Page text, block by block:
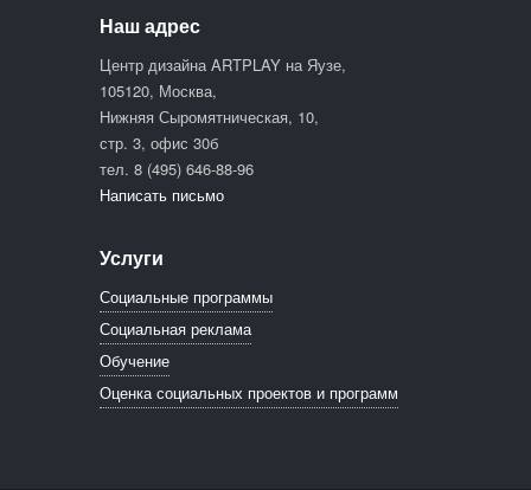
Наш адрес
Центр дизайна ARTPLAY на Яузе,
105120, Москва,
Нижняя Сыромятническая, 10,
стр. 3, офис 30б
тел. 8 (495) 646-88-96
Написать письмо
Услуги
Социальные программы
Социальная реклама
Обучение
Оценка социальных проектов и программ